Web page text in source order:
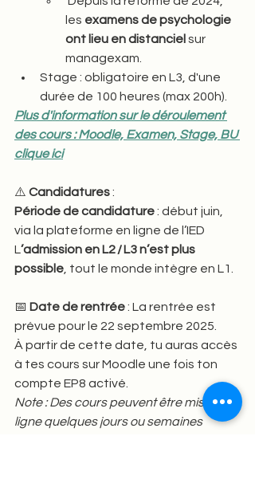
les examens de psychologie
ont lieu en distanciel sur
managexam.
Stage : obligatoire en L3, d'une
durée de 100 heures (max 200h).
Plus d'information sur le déroulement
des cours : Moodle, Examen, Stage, BU
clique ici
⚠️ Candidatures :
Période de candidature : début juin,
via la plateforme en ligne de l’IED
L’admission en L2 / L3 n’est plus
possible , tout le monde intègre en L1.
📅 Date de rentrée : La rentrée est
prévue pour le 22 septembre 2025.
À partir de cette date, tu auras accès
à tes cours sur Moodle une fois ton
compte EP8 activé.
Note : Des cours peuvent être mis en
ligne quelques jours ou semaines